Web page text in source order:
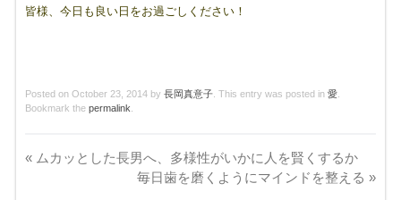
皆様、今日も良い日をお過ごしください！
Posted on October 23, 2014 by 長岡真意子. This entry was posted in 愛.
Bookmark the permalink
«ムカッとした長男へ、多様性がいかに人を賢くするか
毎日歯を磨くようにマインドを整える»